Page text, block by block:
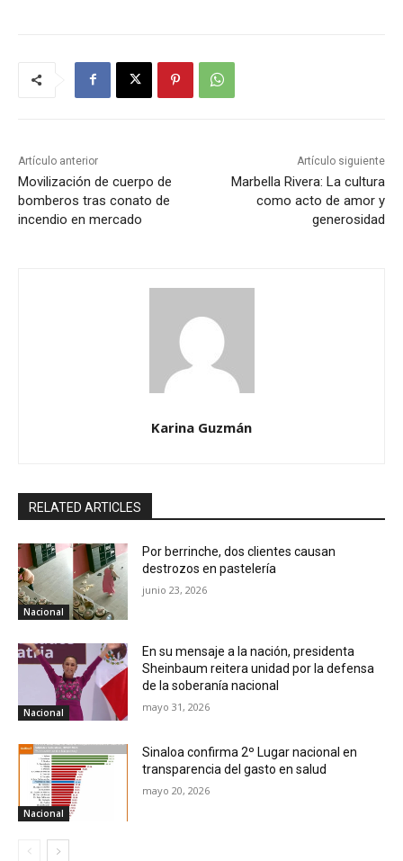
Artículo anterior
Movilización de cuerpo de
bomberos tras conato de
incendio en mercado
Artículo siguiente
Marbella Rivera: La cultura
como acto de amor y
generosidad
Karina Guzmán
RELATED ARTICLES
Nacional
Por berrinche, dos clientes causan
destrozos en pastelería
junio 23, 2026
Nacional
En su mensaje a la nación, presidenta
Sheinbaum reitera unidad por la defensa
de la soberanía nacional
mayo 31, 2026
Nacional
Sinaloa confirma 2º Lugar nacional en
transparencia del gasto en salud
mayo 20, 2026